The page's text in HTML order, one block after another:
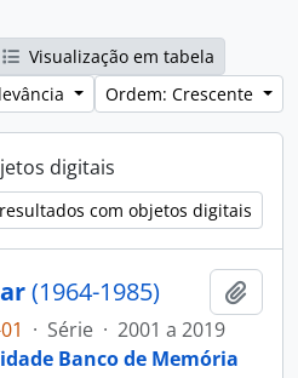
Visualização em tabela
Ordem: Crescente
digitais
com objetos digitais
(1964-1985)
· Série · 2001 a 2019
Banco de Memória